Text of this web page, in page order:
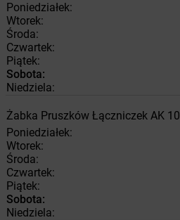
Poniedziałek:
Wtorek:
Środa:
Czwartek:
Piątek:
Sobota:
Niedziela:
Żabka Pruszków Łączniczek AK 10
Poniedziałek:
Wtorek:
Środa:
Czwartek:
Piątek:
Sobota:
Niedziela: